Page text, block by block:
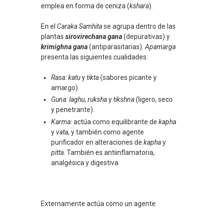
emplea en forma de ceniza (kshara).
En el Caraka Samhitase agrupa dentro de las
plantas sirovirechana gana(depurativas) y
krimighna gana(antiparasitarias). Apamarga
presenta las siguientes cualidades:
Rasa:katuytikta(sabores picante y
amargo).
Guna:laghu, rukshaytikshna(ligero, seco
y penetrante).
Karma:actúa como equilibrante de kapha
yvata, y también como agente
purificador en alteraciones de kaphay
pitta . También es antiinflamatoria,
analgésica y digestiva.
Externamente actúa como un agente